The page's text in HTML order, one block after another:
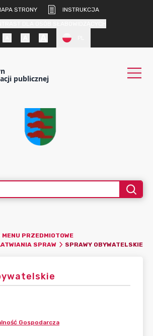
STRONY
INSTRUKCJA
publicznej
MENU PRZEDMIOTOWE
SPRAW
SPRAWY OBYWATELSKIE
Gospodarcza